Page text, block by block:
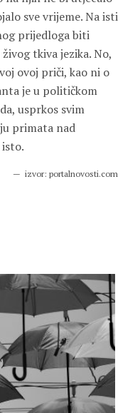
sve vrijeme. Na isti
prijedloga biti
tkiva jezika. No,
ovoj priči, kao ni o
je u političkom
usprkos svim
primata nad
izvor: portalnovosti.com